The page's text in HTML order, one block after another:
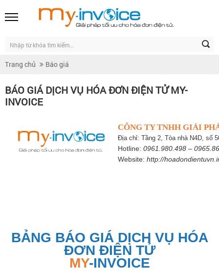
Trang chủ Báo giá
BÁO GIÁ DỊCH VỤ HÓA ĐƠN ĐIỆN TỬ MY-
INVOICE
CÔNG TY TNHH GIẢI
Địa chỉ: Tầng 2, Tòa nhà N4D, số
Hotline:0961.980.498 –
Website:http://
BẢNG BÁO GIÁ DỊCH VỤ HÓA
ĐƠN ĐIỆN TỬ
MY-INVOICE